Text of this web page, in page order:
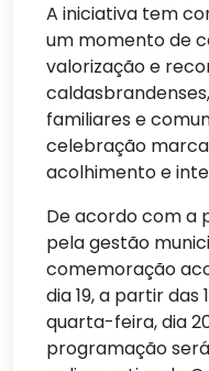
A iniciativa tem
um momento de
valorização e
familiares e
celebração
acolhimento e
De acordo com a
pela gestão
comemoração
dia 19, a partir das
quarta-feira, dia
programação